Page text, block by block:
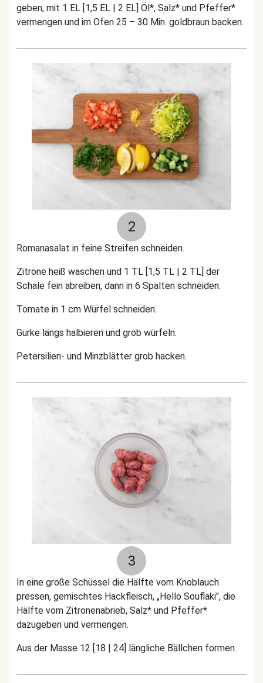
geben, mit 1 EL [1,5 EL | 2 EL] Öl*, Salz* und Pfeffer*
vermengen und im Ofen 25 – 30 Min. goldbraun backen.
2
Romanasalat in feine Streifen schneiden.
Zitrone heiß waschen und 1 TL [1,5 TL | 2 TL] der
Schale fein abreiben, dann in 6 Spalten schneiden.
Tomate in 1 cm Würfel schneiden.
Gurke längs halbieren und grob würfeln.
Petersilien- und Minzblätter grob hacken.
3
In eine große Schüssel die Hälfte vom Knoblauch
pressen, gemischtes Hackfleisch, „Hello Souflaki", die
Hälfte vom Zitronenabrieb, Salz* und Pfeffer*
dazugeben und vermengen.
Aus der Masse 12 [18 | 24] längliche Bällchen formen.